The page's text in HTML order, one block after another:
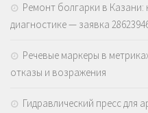
Ремонт болгарки в Казани:
диагностике — заявка
Речевые маркеры в
отказы и возражения
Гидравлический пресс для